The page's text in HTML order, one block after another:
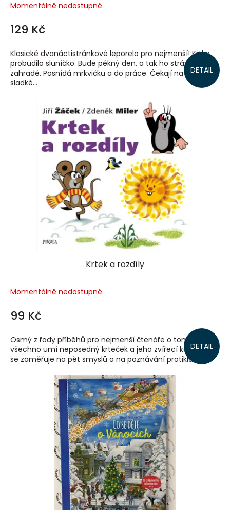
Momentálně nedostupné
129 Kč
DETAIL
Klasické dvanáctistránkové leporelo pro nejmenší! Krtka
probudilo sluníčko. Bude pěkný den, a tak ho stráví na
zahradě. Posnídá mrkvičku a do práce. Čekají na něj
sladké...
Krtek a rozdíly
Momentálně nedostupné
99 Kč
DETAIL
Osmý z řady příběhů pro nejmenší čtenáře o tom, co
všechno umí neposedný krteček a jeho zvířecí kamarádi,
se zaměřuje na pět smyslů a na poznávání protikladů.